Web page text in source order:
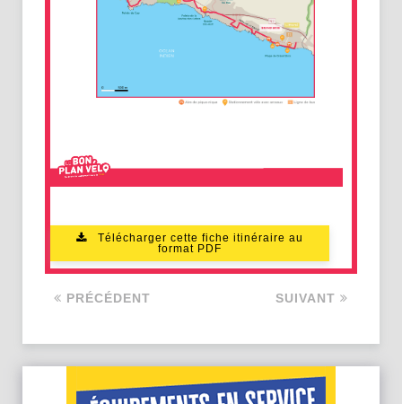
Télécharger cette fiche itinéraire au
format PDF
PRÉCÉDENT SUIVANT